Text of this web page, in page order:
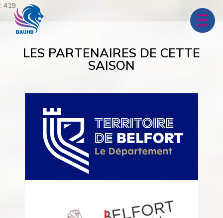
: 419
LES PARTENAIRES DE CETTE
SAISON